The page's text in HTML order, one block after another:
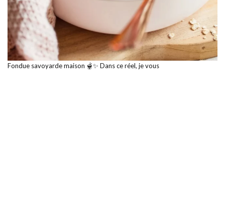
Fondue savoyarde maison 🫕✨ Dans ce réel, je vous